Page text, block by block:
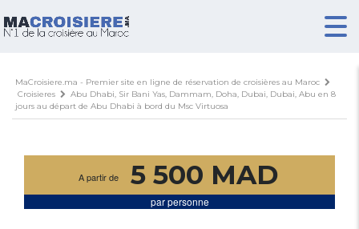
MaCroisiere.ma - Premier site en ligne de réservation de croisières au Maroc
Croisieres
Abu Dhabi, Sir Bani Yas, Dammam, Doha, Dubai, Dubai, Abu en 8
jours au départ de Abu Dhabi à bord du Msc Virtuosa
A partir de 5 500 MAD
par personne